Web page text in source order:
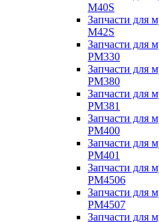
M40S
Запчасти для
M42S
Запчасти для
PM330
Запчасти для
PM380
Запчасти для
PM381
Запчасти для
PM400
Запчасти для
PM401
Запчасти для
PM4506
Запчасти для
PM4507
Запчасти для